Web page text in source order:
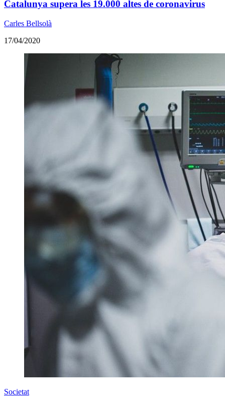
Catalunya supera les 19.000 altes de coronavirus
Carles Bellsolà
17/04/2020
Societat